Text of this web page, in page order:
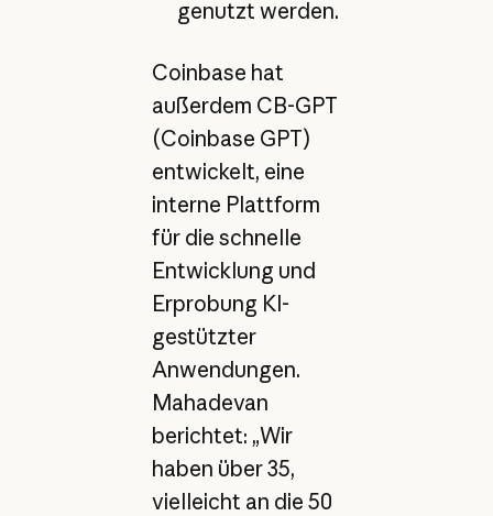
genutzt werden.
Coinbase hat
außerdem CB-GPT
(Coinbase GPT)
entwickelt, eine
interne Plattform
für die schnelle
Entwicklung und
Erprobung KI-
gestützter
Anwendungen.
Mahadevan
berichtet: „Wir
haben über 35,
vielleicht an die 50